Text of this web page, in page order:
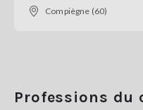
Compiègne (60)
Professions